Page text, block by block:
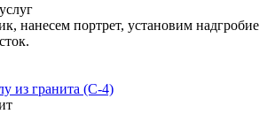
нанесем портрет, установим надгробие
из гранита (С-4)